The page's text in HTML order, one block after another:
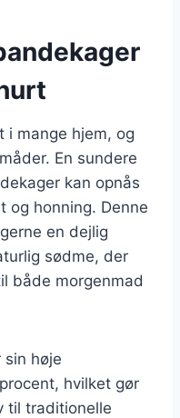
i mange hjem, og
En sundere
kan opnås
honning. Denne
en dejlig
sødme, der
både morgenmad
høje
hvilket gør
til traditionelle